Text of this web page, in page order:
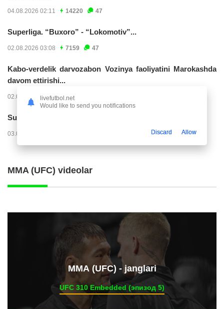
04.08.2026 02:11 14220 47
Superliga. “Buxoro” - “Lokomotiv”...
02.08.2026 03:08 7159 47
Kabo-verdelik darvozabon Vozinya faoliyatini Marokashda
davom ettirishi...
02.08.2026 01:08 3900
Superliga. "Dinamo" – "Neftchi" (matnli...
03.08.2026 20:32
MMA (UFC) videolar
ММА (UFC) - janglari
UFC 310 Embedded (эпизод 5)
livefutbol.net
Would like to send you notifications
Discard Allow